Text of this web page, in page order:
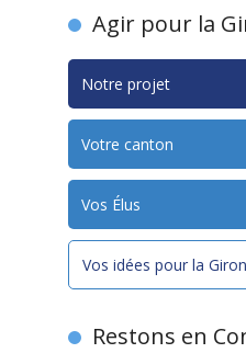
Agir pour la
Notre projet
Votre canton
Vos Élus
Vos idées pour la
Restons en